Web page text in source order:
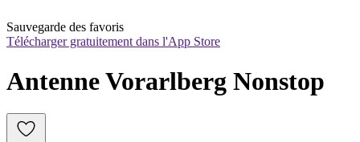
Sauvegarde des favoris
Télécharger gratuitement dans l'App Store
Antenne Vorarlberg Nonstop